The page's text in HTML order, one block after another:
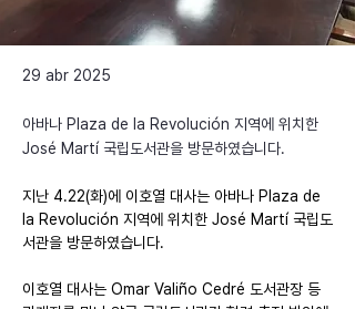
29 abr 2025
아바나 Plaza de la Revolución 지역에 위치한
José Martí 국립도서관을 방문하였습니다.
지난 4.22(화)에 이호열 대사는 아바나 Plaza de
la Revolución 지역에 위치한 José Martí 국립도
서관을 방문하였습니다.
이호열 대사는 Omar Valiño Cedré 도서관장 등